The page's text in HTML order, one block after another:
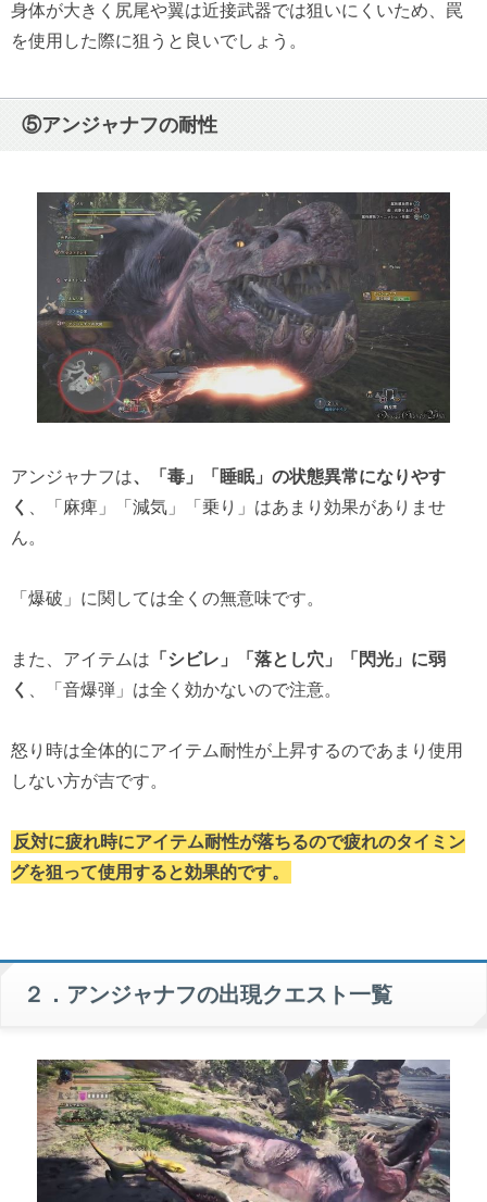
身体が大きく尻尾や翼は近接武器では狙いにくいため、罠
を使用した際に狙うと良いでしょう。
⑤アンジャナフの耐性
アンジャナフは、「毒」「睡眠」の状態異常になりやす
く 、「麻痺」「減気」「乗り」はあまり効果がありませ
ん。
「爆破」に関しては全くの無意味です。
また、アイテムは 「シビレ」「落とし穴」「閃光」に弱
く 、「音爆弾」は全く効かないので注意。
怒り時は全体的にアイテム耐性が上昇するのであまり使用
しない方が吉です。
反対に疲れ時にアイテム耐性が落ちるので疲れのタイミン
グを狙って使用すると効果的です。
２．アンジャナフの出現クエスト一覧